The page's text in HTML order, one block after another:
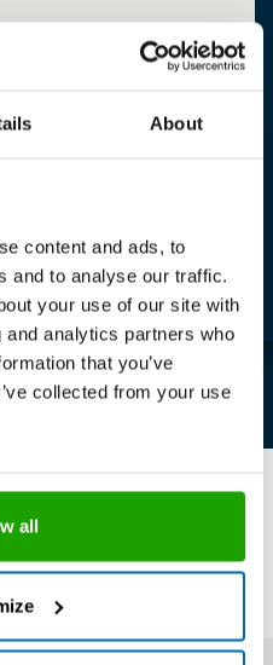
About
content and ads, to
and to analyse our traffic.
your use of our site with
analytics partners who
that you’ve
collected from your use
all
SICH IHR
JETZT